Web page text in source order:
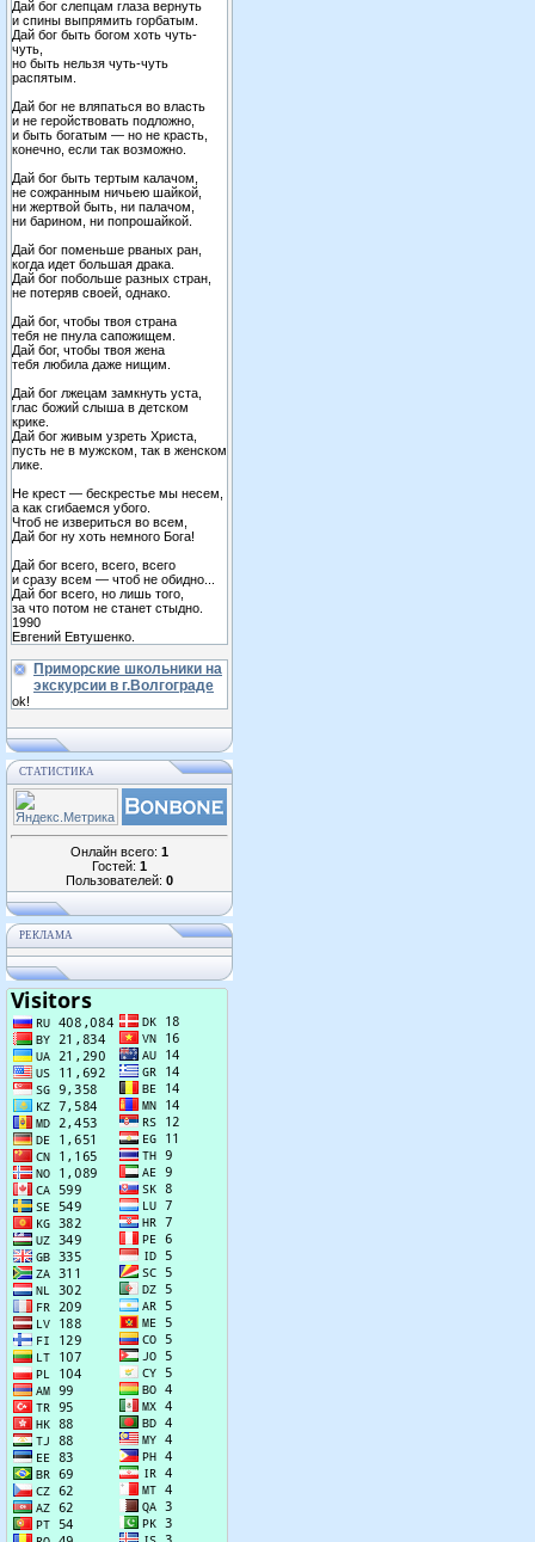
Дай бог слепцам глаза вернуть
и спины выпрямить горбатым.
Дай бог быть богом хоть чуть-
чуть,
но быть нельзя чуть-чуть
распятым.
Дай бог не вляпаться во власть
и не геройствовать подложно,
и быть богатым — но не красть,
конечно, если так возможно.
Дай бог быть тертым калачом,
не сожранным ничьею шайкой,
ни жертвой быть, ни палачом,
ни барином, ни попрошайкой.
Дай бог поменьше рваных ран,
когда идет большая драка.
Дай бог побольше разных стран,
не потеряв своей, однако.
Дай бог, чтобы твоя страна
тебя не пнула сапожищем.
Дай бог, чтобы твоя жена
тебя любила даже нищим.
Дай бог лжецам замкнуть уста,
глас божий слыша в детском
крике.
Дай бог живым узреть Христа,
пусть не в мужском, так в женском
лике.
Не крест — бескрестье мы несем,
а как сгибаемся убого.
Чтоб не извериться во всем,
Дай бог ну хоть немного Бога!
Дай бог всего, всего, всего
и сразу всем — чтоб не обидно...
Дай бог всего, но лишь того,
за что потом не станет стыдно.
1990
Евгений Евтушенко.
Приморские школьники на
экскурсии в г.Волгограде
ok!
СТАТИСТИКА
Онлайн всего: 1
Гостей: 1
Пользователей: 0
РЕКЛАМА